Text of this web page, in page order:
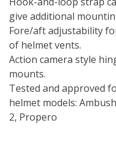
give additional
Fore/aft adjustability
of helmet vents.
Action camera style
mounts.
Tested and approved
helmet models:
2, Propero